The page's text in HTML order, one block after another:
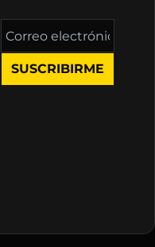
Correo
electrónico
*